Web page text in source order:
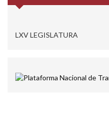
LXV LEGISLATURA